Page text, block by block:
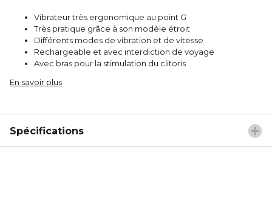
Vibrateur très ergonomique au point G
Très pratique grâce à son modèle étroit
Différents modes de vibration et de vitesse
Rechargeable et avec interdiction de voyage
Avec bras pour la stimulation du clitoris
En savoir plus
Spécifications